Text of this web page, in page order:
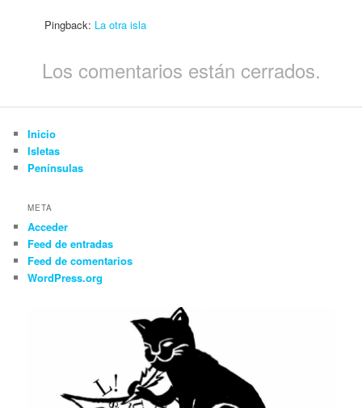
Pingback: La otra isla
Los comentarios están cerrados.
Inicio
Isletas
Penínsulas
META
Acceder
Feed de entradas
Feed de comentarios
WordPress.org